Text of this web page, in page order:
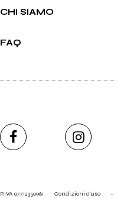
CHI SIAMO
FAQ
P.IVA 07712350961 Condizioni d'uso -